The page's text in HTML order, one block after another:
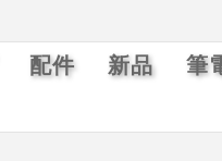
配件 新品 筆